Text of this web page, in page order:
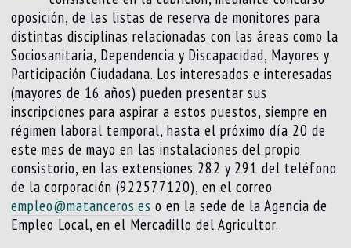
oposición, de las listas de reserva de monitores para
distintas disciplinas relacionadas con las áreas como la
Sociosanitaria, Dependencia y Discapacidad, Mayores y
Participación Ciudadana. Los interesados e interesadas
(mayores de 16 años) pueden presentar sus
inscripciones para aspirar a estos puestos, siempre en
régimen laboral temporal, hasta el próximo día 20 de
este mes de mayo en las instalaciones del propio
consistorio, en las extensiones 282 y 291 del teléfono
de la corporación (922577120), en el correo
empleo@matanceros.es o en la sede de la Agencia de
Empleo Local, en el Mercadillo del Agricultor.